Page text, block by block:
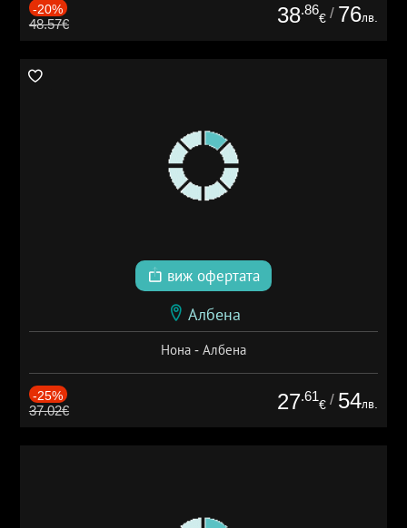
-20%
48.57€ 38.86
€ / 76лв.
виж офертата
Албена
Нона - Албена
-25%
37.02€ 27.61
€ / 54лв.